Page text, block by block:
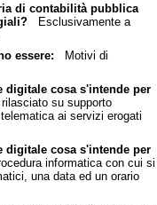
di contabilità pubblica
Esclusivamente a
essere: Motivi di
digitale cosa s'intende per
su supporto
ai servizi erogati
digitale cosa s'intende per
informatica con cui si
una data ed un orario